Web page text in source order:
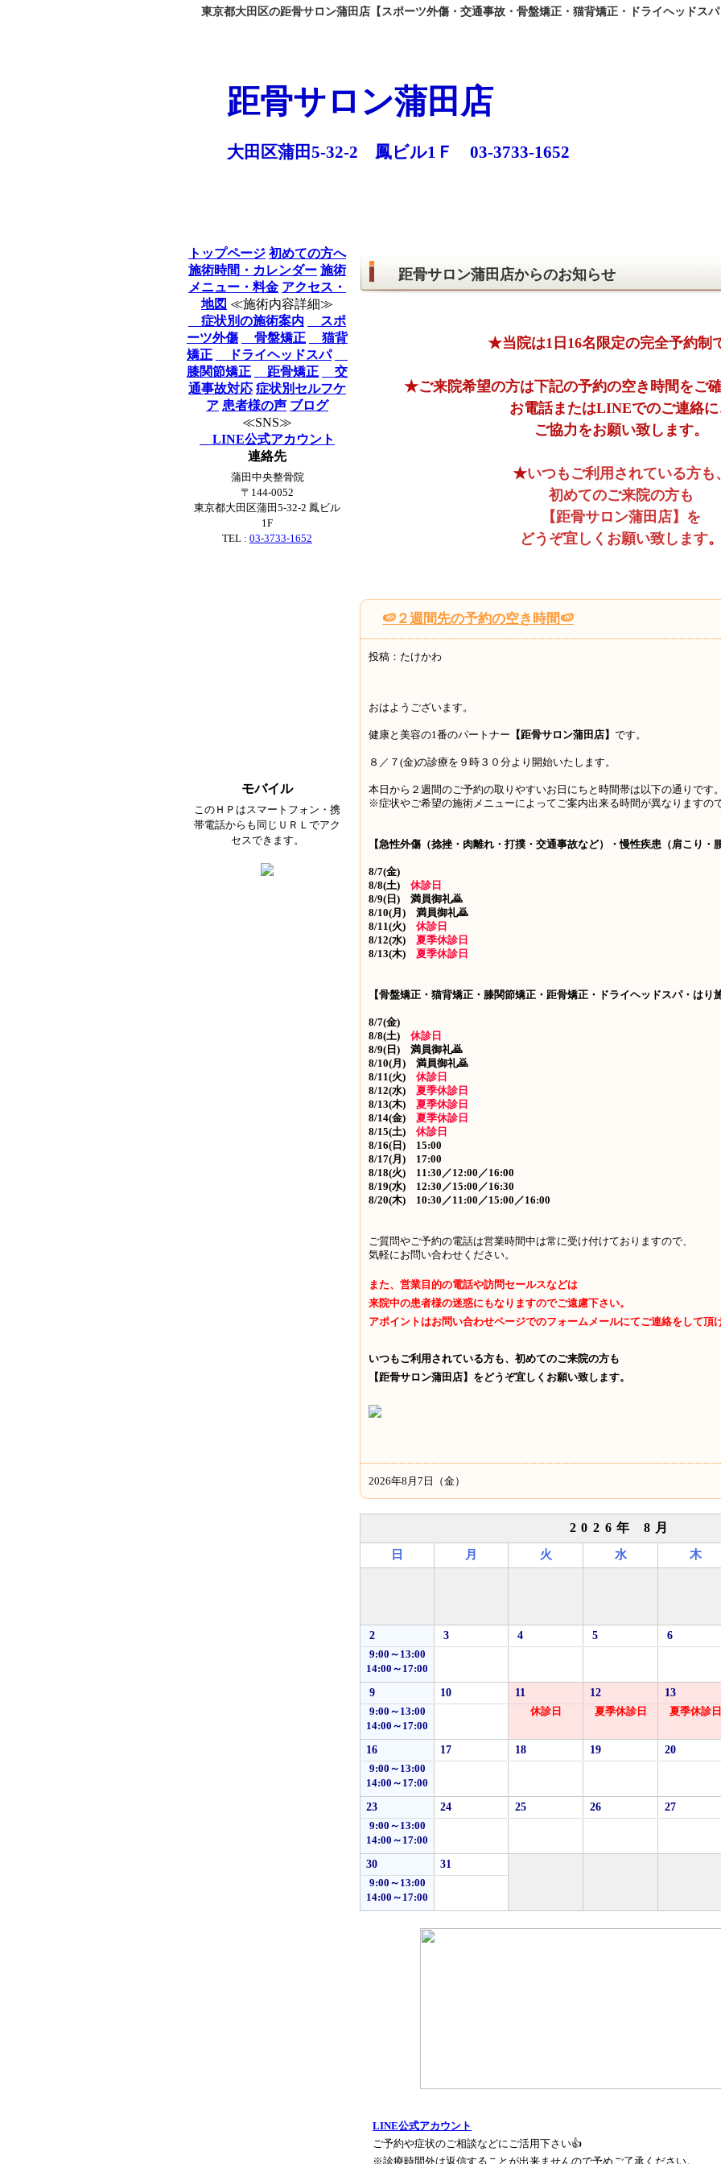
東京都大田区の距骨サロン蒲田店【スポーツ外傷・交通事故・骨盤矯正・猫背矯正・ドライヘッドスパ
距骨サロン蒲田店
大田区蒲田5-32-2 鳳ビル1Ｆ 03-3733-1652
トップページ 初めての方へ
施術時間・カレンダー 施術
メニュー・料金 アクセス・
地図 ≪施術内容詳細≫
症状別の施術案内
スポ
ーツ外傷
骨盤矯正
猫背
矯正
ドライヘッドスパ
膝関節矯正
距骨矯正
交
通事故対応 症状別セルフケ
ア 患者様の声 ブログ
≪SNS≫
LINE公式アカウント
連絡先
蒲田中央整骨院
〒144-0052
東京都大田区蒲田5-32-2 鳳ビル
1F
TEL : 03-3733-1652
モバイル
このＨＰはスマートフォン・携
帯電話からも同じＵＲＬでアク
セスできます。
距骨サロン蒲田店からのお知らせ
★当院は1日16名限定の完全予約制
★ご来院希望の方は下記の予約の空き時間をご
お電話またはLINEでのご連絡に
ご協力をお願い致します。
★いつもご利用されている方も、
初めてのご来院の方も
【距骨サロン蒲田店】を
どうぞ宜しくお願い致します。
🍉２週間先の予約の空き時間🍉
投稿：たけかわ
おはようございます。
健康と美容の1番のパートナー 【距骨サロン蒲田店】 です。
８／７ (金)の診療を９時３０分より開始いたします。
本日から２週間のご予約の取りやすいお日にちと時間帯は以下の通りです。
※症状やご希望の施術メニューによってご案内出来る時間が異なりますの
【急性外傷（捻挫・肉離れ・打撲・交通事故など）・慢性疾患（肩こり・
8/7(金)
8/8(土) 休診日
8/9(日) 満員御礼🙇
8/10(月) 満員御礼🙇
8/11(火) 休診日
8/12(水) 夏季休診日
8/13(木) 夏季休診日
【骨盤矯正・猫背矯正・膝関節矯正・距骨矯正・ドライヘッドスパ・はり施
8/7(金)
8/8(土) 休診日
8/9(日) 満員御礼🙇
8/10(月) 満員御礼🙇
8/11(火) 休診日
8/12(水) 夏季休診日
8/13(木) 夏季休診日
8/14(金) 夏季休診日
8/15(土) 休診日
8/16(日) 15:00
8/17(月) 17:00
8/18(火) 11:30／12:00／16:00
8/19(水) 12:30／15:00／16:30
8/20(木) 10:30／11:00／15:00／16:00
ご質問やご予約の電話は営業時間中は常に受け付けておりますので、
気軽にお問い合わせください。
また、営業目的の電話や訪問セールスなどは
来院中の患者様の迷惑にもなりますのでご遠慮下さい。
アポイントはお問い合わせページでのフォームメールにてご連絡をして頂
いつもご利用されている方も、初めてのご来院の方も
【距骨サロン蒲田店】をどうぞ宜しくお願い致します。
2026年8月7日（金）
2026年 8月
日 月 火 水 木
2
9:00～13:00
14:00～17:00
3 4 5 6
9
9:00～13:00
14:00～17:00
10
11
休診日
12
夏季休診日
13
夏季休診日
16
9:00～13:00
14:00～17:00
17 18 19 20
23
9:00～13:00
14:00～17:00
24 25 26 27
30
9:00～13:00
14:00～17:00
31
LINE公式アカウント
ご予約や症状のご相談などにご活用下さい👍
※診療時間外は返信することが出来ませんので予めご了承ください。